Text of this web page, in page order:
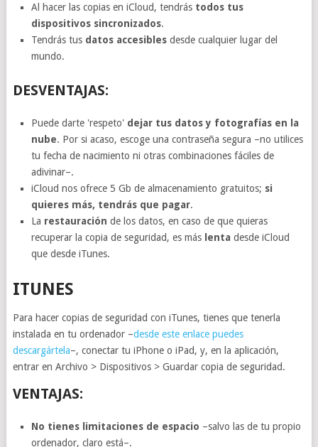
Al hacer las copias en iCloud, tendrás todos tus
dispositivos sincronizados.
Tendrás tus datos accesibles desde cualquier lugar del
mundo.
DESVENTAJAS:
Puede darte 'respeto' dejar tus datos y fotografías en la
nube. Por si acaso, escoge una contraseña segura –no utilices
tu fecha de nacimiento ni otras combinaciones fáciles de
adivinar–.
iCloud nos ofrece 5 Gb de almacenamiento gratuitos; si
quieres más, tendrás que pagar.
La restauración de los datos, en caso de que quieras
recuperar la copia de seguridad, es más lenta desde iCloud
que desde iTunes.
ITUNES
Para hacer copias de seguridad con iTunes, tienes que tenerla
instalada en tu ordenador –desde este enlace puedes
descargártela–, conectar tu iPhone o iPad, y, en la aplicación,
entrar en Archivo > Dispositivos > Guardar copia de seguridad.
VENTAJAS:
No tienes limitaciones de espacio –salvo las de tu propio
ordenador, claro está–.